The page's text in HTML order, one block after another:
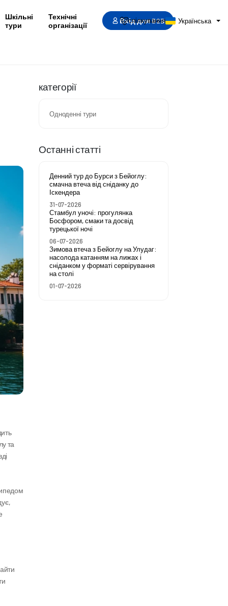
Шкільні
тури
Технічні
організації
Вхід для B2B
спілкування Українська
Іноді ритм Істанбула так втомлює, що хочеться хоча б на кілька годин виїхати подалі від міста. Саме тут на перший план виходить
та
категорії
Одноденні тури
Останні статті
Денний тур до Бурси з Бейоглу:
смачна втеча від сніданку до
Іскендера
31-07-2026
Стамбул уночі: прогулянка
Босфором, смаки та досвід
турецької ночі
06-07-2026
Зимова втеча з Бейоглу на Улудаг:
насолода катанням на лижах і
сніданком у форматі сервірування
на столі
01-07-2026